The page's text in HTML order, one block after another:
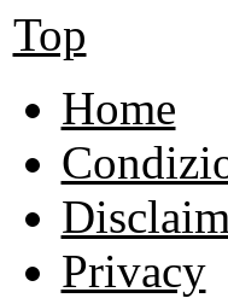
Top
Home
Privacy